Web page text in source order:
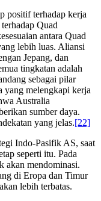
positif terhadap kerja
Quad
antara Quad
lebih luas. Aliansi
Jepang, dan
tingkatan adalah
sebagai pilar
yang melengkapi kerja
Australia
sumber daya.
yang jelas.[22]
Indo-Pasifik AS, saat
seperti itu. Pada
akan mendominasi.
di Eropa dan Timur
lebih terbatas.